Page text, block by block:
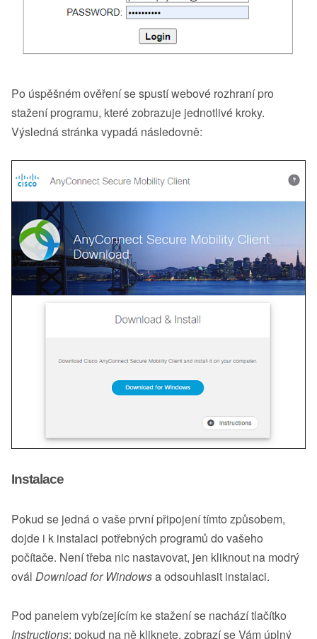
Po úspěšném ověření se spustí webové rozhraní pro
stažení programu, které zobrazuje jednotlivé kroky.
Výsledná stránka vypadá následovně:
Instalace
Pokud se jedná o vaše první připojení tímto způsobem,
dojde i k instalaci potřebných programů do vašeho
počítače. Není třeba nic nastavovat, jen kliknout na modrý
ovál Download for Windowsa odsouhlasit instalaci.
Pod panelem vybízejícím ke stažení se nachází tlačítko
Instructions; pokud na ně kliknete, zobrazí se Vám úplný